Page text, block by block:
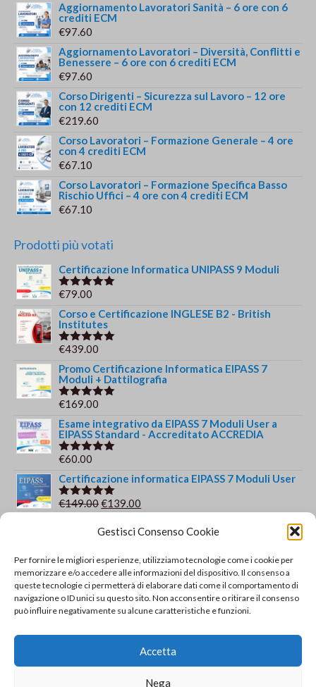
Gestisci Consenso Cookie
Per fornire le migliori esperienze, utilizziamo tecnologie come i cookie per
memorizzare e/o accedere alle informazioni del dispositivo. Il consenso a
queste tecnologie ci permetterà di elaborare dati come il comportamento di
navigazione o ID unici su questo sito. Non acconsentire o ritirare il consenso
può influire negativamente su alcune caratteristiche e funzioni.
Accetta
Nega
Aggiornamento Lavoratori Sanità – 6 ore con 6
crediti ECM
€97.60
Aggiornamento Lavoratori – Diversità, Conflitti e
Benessere – 6 ore con 6 crediti ECM
€97.60
Corso Dirigenti – Sicurezza sul Lavoro – 12 ore
con 12 crediti ECM
€219.60
Corso Lavoratori – Formazione Generale – 4 ore
con 4 crediti ECM
€67.10
Corso Lavoratori – Formazione Specifica Basso
Rischio Uffici – 4 ore con 4 crediti ECM
€67.10
Prodotti più votati
Certificazione Informatica UNIPASS 9 Moduli
Valutato
€79.00
Corso e Certificazione INGLESE B2 - British
Institutes
Valutato
€439.00
Promo Certificazione Informatica EIPASS 7
Moduli + Dattilografia
Valutato
€169.00
Esame integrativo da EIPASS 7 Moduli User a
EIPASS Standard - Accreditato ACCREDIA
Valutato
€60.00
Certificazione informatica EIPASS 7 Moduli User
Valutato
5.00su 5
€149.00Il
originale
€149.00.
€139.00
attuale
€139.00.
Recensioni recenti
Certificazione EIPASS Standard - Accreditata
ACCREDIA
Valutato5
su 5
di Fabiana Quattrocchi
Corso e Certificazione Dattilografia